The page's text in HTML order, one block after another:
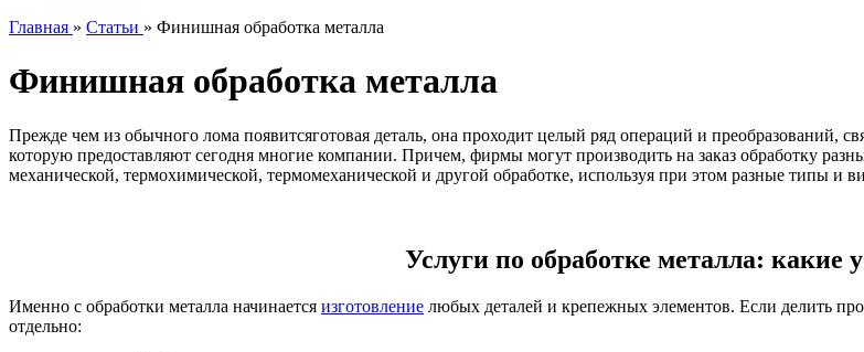
Главная » Статьи » Финишная обработка металла
Финишная обработка металла
Прежде чем из обычного лома появитсяготовая деталь, она проходит целый ряд операций и преобразований,
которую предоставляют сегодня многие компании. Причем, фирмы могут производить на заказ обработку
механической, термохимической, термомеханической и другой обработке, используя при этом разные типы и
Услуги по обработке металла: какие
Именно с обработки металла начинается изготовление любых деталей и крепежных элементов. Если делить
отдельно: